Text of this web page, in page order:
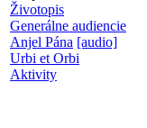
Životopis
Generálne audiencie
Anjel Pána [audio]
Urbi et Orbi
Aktivity